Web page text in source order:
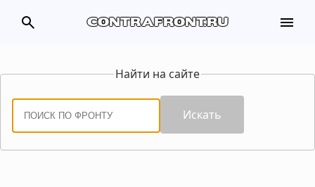
search contrafront.ru menu
Найти на сайте
Искать